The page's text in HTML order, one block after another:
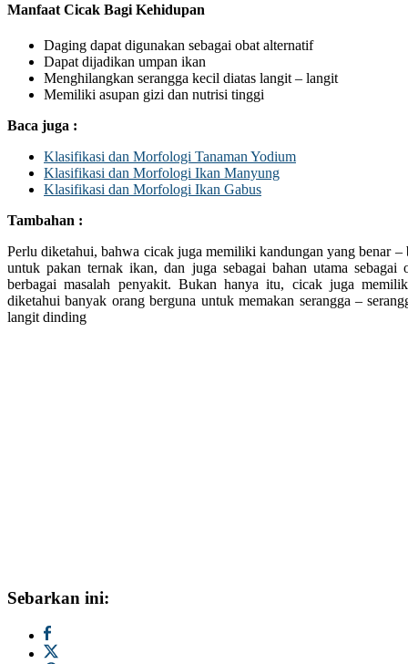
Manfaat Cicak Bagi Kehidupan
Daging dapat digunakan sebagai obat alternatif
Dapat dijadikan umpan ikan
Menghilangkan serangga kecil diatas langit – langit
Memiliki asupan gizi dan nutrisi tinggi
Baca juga :
Klasifikasi dan Morfologi Tanaman Yodium
Klasifikasi dan Morfologi Ikan Manyung
Klasifikasi dan Morfologi Ikan Gabus
Tambahan :
Perlu diketahui, bahwa cicak juga memiliki kandungan yang benar –
untuk pakan ternak ikan, dan juga sebagai bahan utama sebagai
berbagai masalah penyakit. Bukan hanya itu, cicak juga
diketahui banyak orang berguna untuk memakan serangga –
langit dinding
Sebarkan ini: